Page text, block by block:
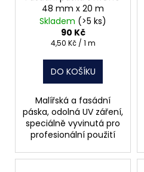
48 mm x 20 m
Skladem (>5 ks)
90 Kč
Měrná
4,50 Kč / 1 m
DO KOŠÍKU
Malířská a fasádní
páska, odolná UV záření,
speciálně vyvinutá pro
profesionální použití